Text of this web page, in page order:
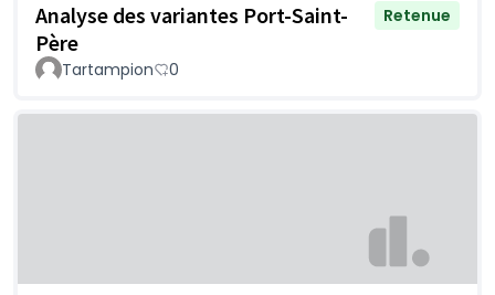
Analyse des variantes Port-Saint-
Père
Retenue
Tartampion 0